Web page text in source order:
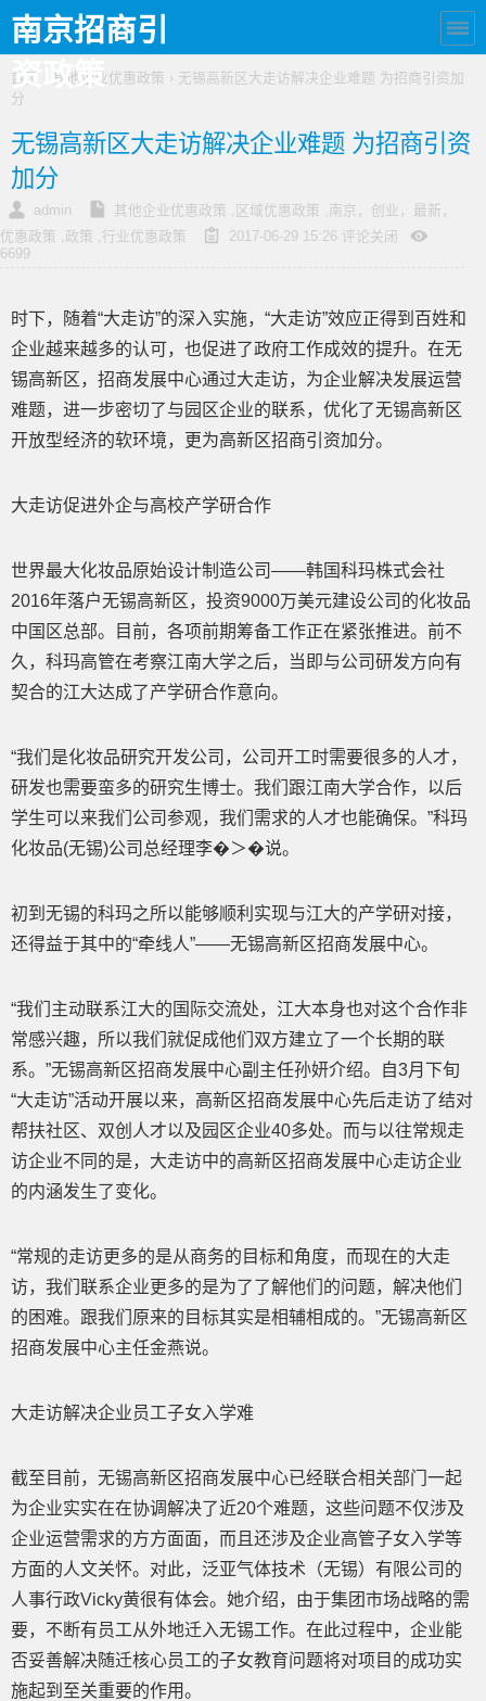
南京招商引
资政策
首页 › 其他企业优惠政策 › 无锡高新区大走访解决企业难题 为招商引资加
分
无锡高新区大走访解决企业难题 为招商引资
加分
admin 其他企业优惠政策 , 区域优惠政策 , 南京，创业，最新，
优惠政策 , 政策 , 行业优惠政策 2017-06-29 15:26 评论关闭
6699
时下，随着“大走访”的深入实施，“大走访”效应正得到百姓和
企业越来越多的认可，也促进了政府工作成效的提升。在无
锡高新区，招商发展中心通过大走访，为企业解决发展运营
难题，进一步密切了与园区企业的联系，优化了无锡高新区
开放型经济的软环境，更为高新区招商引资加分。
大走访促进外企与高校产学研合作
世界最大化妆品原始设计制造公司――韩国科玛株式会社
2016年落户无锡高新区，投资9000万美元建设公司的化妆品
中国区总部。目前，各项前期筹备工作正在紧张推进。前不
久，科玛高管在考察江南大学之后，当即与公司研发方向有
契合的江大达成了产学研合作意向。
“我们是化妆品研究开发公司，公司开工时需要很多的人才，
研发也需要蛮多的研究生博士。我们跟江南大学合作，以后
学生可以来我们公司参观，我们需求的人才也能确保。”科玛
化妆品(无锡)公司总经理李�＞�说。
初到无锡的科玛之所以能够顺利实现与江大的产学研对接，
还得益于其中的“牵线人”――无锡高新区招商发展中心。
“我们主动联系江大的国际交流处，江大本身也对这个合作非
常感兴趣，所以我们就促成他们双方建立了一个长期的联
系。”无锡高新区招商发展中心副主任孙妍介绍。自3月下旬
“大走访”活动开展以来，高新区招商发展中心先后走访了结对
帮扶社区、双创人才以及园区企业40多处。而与以往常规走
访企业不同的是，大走访中的高新区招商发展中心走访企业
的内涵发生了变化。
“常规的走访更多的是从商务的目标和角度，而现在的大走
访，我们联系企业更多的是为了了解他们的问题，解决他们
的困难。跟我们原来的目标其实是相辅相成的。”无锡高新区
招商发展中心主任金燕说。
大走访解决企业员工子女入学难
截至目前，无锡高新区招商发展中心已经联合相关部门一起
为企业实实在在协调解决了近20个难题，这些问题不仅涉及
企业运营需求的方方面面，而且还涉及企业高管子女入学等
方面的人文关怀。对此，泛亚气体技术（无锡）有限公司的
人事行政Vicky黄很有体会。她介绍，由于集团市场战略的需
要，不断有员工从外地迁入无锡工作。在此过程中，企业能
否妥善解决随迁核心员工的子女教育问题将对项目的成功实
施起到至关重要的作用。